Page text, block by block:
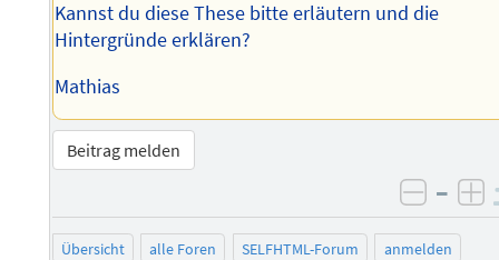
Kannst du diese These bitte erläutern und die
Hintergründe erklären?
Mathias
Beitrag melden
–
Übersicht alle Foren SELFHTML-Forum
anmelden